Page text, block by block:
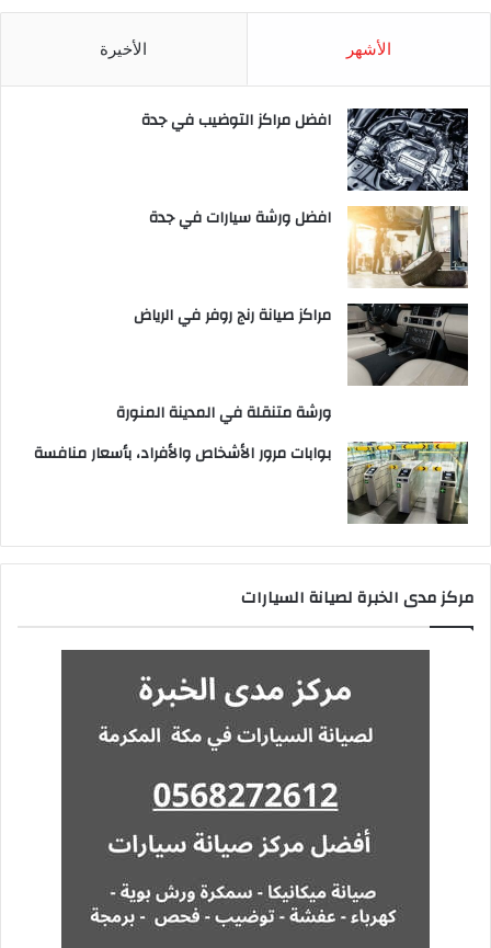
الأشهر الأخيرة
افضل مراكز التوضيب في جدة
افضل ورشة سيارات في جدة
مراكز صيانة رنج روفر في الرياض
ورشة متنقلة في المدينة المنورة
بوابات مرور الأشخاص والأفراد، بأسعار منافسة
مركز مدى الخبرة لصيانة السيارات